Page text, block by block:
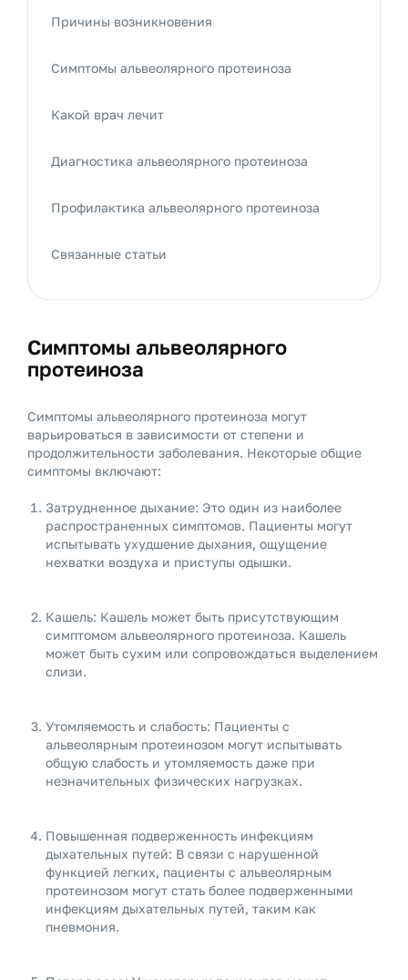
Симптомы альвеолярного
протеиноза
Симптомы альвеолярного протеиноза могут
варьироваться в зависимости от степени и
продолжительности заболевания. Некоторые общие
симптомы включают:
Затрудненное дыхание: Это один из наиболее
распространенных симптомов. Пациенты могут
испытывать ухудшение дыхания, ощущение
нехватки воздуха и приступы одышки.
Кашель: Кашель может быть присутствующим
симптомом альвеолярного протеиноза. Кашель
может быть сухим или сопровождаться выделением
слизи.
Утомляемость и слабость: Пациенты с
альвеолярным протеинозом могут испытывать
общую слабость и утомляемость даже при
незначительных физических нагрузках.
Повышенная подверженность инфекциям
дыхательных путей: В связи с нарушенной
функцией легких, пациенты с альвеолярным
протеинозом могут стать более подверженными
инфекциям дыхательных путей, таким как
пневмония.
Причины возникновения
Симптомы альвеолярного протеиноза
Какой врач лечит
Диагностика альвеолярного протеиноза
Профилактика альвеолярного протеиноза
Связанные статьи